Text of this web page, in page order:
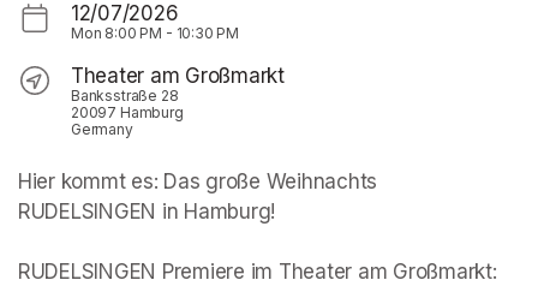
12/07/2026
Mon 8:00 PM - 10:30 PM
Theater am Großmarkt
Banksstraße 28
20097 Hamburg
Germany
Hier kommt es: Das große Weihnachts
RUDELSINGEN in Hamburg!
RUDELSINGEN Premiere im Theater am Großmarkt: